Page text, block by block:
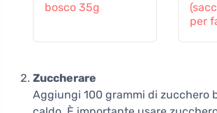
bosco 35g
per
Zuccherare
Aggiungi 100 grammi di zucchero